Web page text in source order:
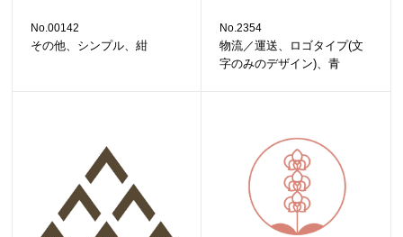
No.00142
その他、シンプル、紺
No.2354
物流／運送、ロゴタイプ(文
字のみのデザイン)、青